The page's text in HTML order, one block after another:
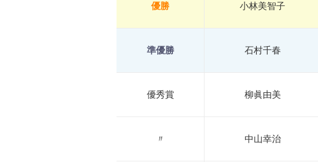
優勝 小林美智子
準優勝 石村千春
優秀賞 柳眞由美
〃 中山幸治